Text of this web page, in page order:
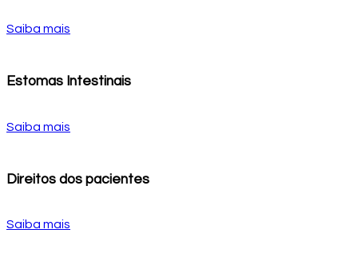
Saiba mais
Estomas Intestinais
Saiba mais
Direitos dos pacientes
Saiba mais